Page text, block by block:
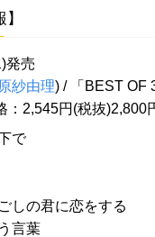
発売
紗由理) / 「BEST OF
2,545円(税抜)2,800
で
しの君に恋をする
言葉